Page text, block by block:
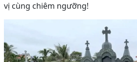
vị cùng chiêm ngưỡng!